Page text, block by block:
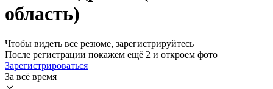
область)
Чтобы видеть все резюме, зарегистрируйтесь
После регистрации покажем ещё 2 и откроем фото
Зарегистрироваться
За всё время